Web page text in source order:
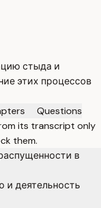
стыда и
этих процессов
Questions
its transcript only
them.
в
и деятельность